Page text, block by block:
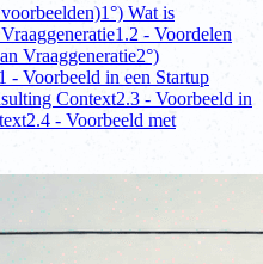
1°) Wat is
1.2 - Voordelen
Vraaggeneratie2°)
- Voorbeeld in een Startup
Context2.3 - Voorbeeld in
2.4 - Voorbeeld met